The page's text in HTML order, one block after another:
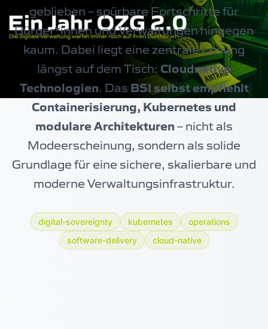
geblieben – spürbare Fortschritte für
Bürger*innen und Verwaltungen hingegen
kaum. Dabei liegt eine zentrale Lösung
längst auf dem Tisch: Cloudnative
Technologien. Das BSI selbst empfiehlt
Containerisierung, Kubernetes und
modulare Architekturen – nicht als
Modeerscheinung, sondern als solide
Grundlage für eine sichere, skalierbare und
moderne Verwaltungsinfrastruktur.
digital-sovereignty kubernetes
operations
software-delivery
cloud-native